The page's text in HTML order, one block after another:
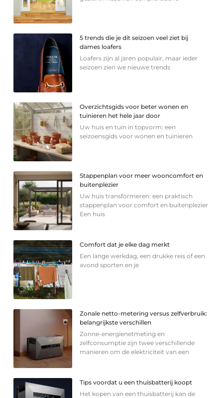
5 trends die je dit seizoen veel ziet bij
dames loafers
Loafers zijn al jaren populair, maar ieder
seizoen zien we nieuwe trends
Overzichtsgids voor beter wonen en
tuinieren het hele jaar door
Uw huis en tuin in topvorm: een
seizoensgids voor wonen en tuinieren
Stappenplan voor meer wooncomfort en
buitenplezier
Uw huis transformeren: een praktisch
stappenplan voor comfort en buitenplezier
Een huis
Comfort dat je elke dag merkt
Een lange werkdag, een drukke reis of een
avond sporten en je
Zonale netto-metering versus zelfverbruik:
belangrijkste verschillen
Zonne-energienetmeting en
zelfconsumptie zijn twee verschillende
manieren om de elektriciteit van een
Tips voordat u een thuisbatterij koopt
Het kopen van een thuisbatterij kan de